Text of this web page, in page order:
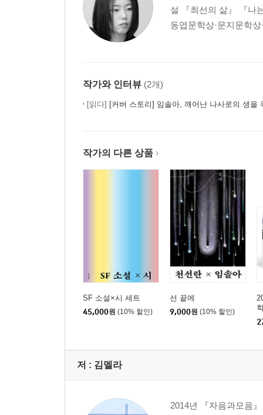
설 『최선의 삶』 『나
동엽문학상·문지문학
작가와 인터뷰 (2개)
[읽다] [커버 스토리] 임솔아, 깨어난 나사로의 생을
작가의 다른 상품
SF 소설×시 세트
45,000원 (10% 할인)
선 끝에
9,000원 (10% 할인)
저 : 김멜라
2014년 『자음과모음